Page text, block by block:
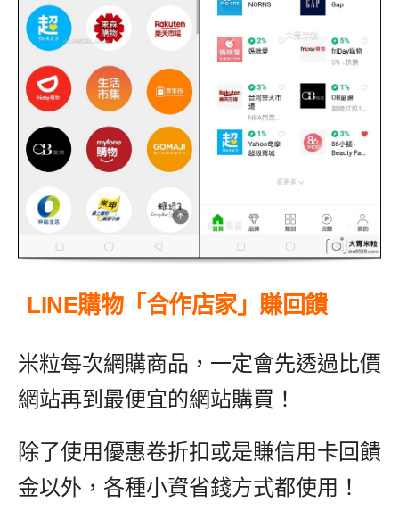
LINE購物「合作店家」賺回饋
米粒每次網購商品，一定會先透過比價
網站再到最便宜的網站購買！
除了使用優惠卷折扣或是賺信用卡回饋
金以外，各種小資省錢方式都使用！